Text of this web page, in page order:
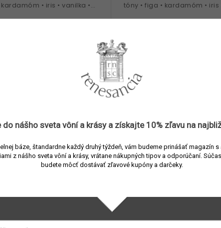
• iris • vanilka •
tóny • figa • kardamóm •
voda 50 ml
• ovocné tóny •
parfum 50 ml
Skladom v predajni
vôňa • ovocné tóny •
do nášho sveta vôní a krásy a získajte 10% zľavu na
báze, štandardne každý druhý týždeň, vám budeme prinášať magazín s
z nášho sveta vôní a krásy, vrátane nákupných tipov a odporúčaní.
budete môcť dostávať zľavové kupóny a darčeky.